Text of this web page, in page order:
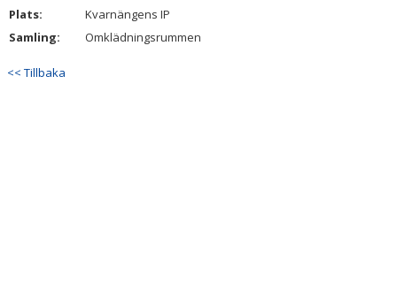
DOKUMENT
KONTAKT
Plats:
Kvarnängens IP
Samling:
Omklädningsrummen
<< Tillbaka